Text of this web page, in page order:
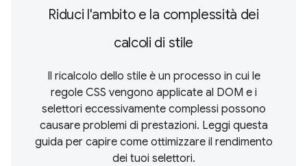
Riduci l'ambito e la complessità dei
calcoli di stile
Il ricalcolo dello stile è un processo in cui le
regole CSS vengono applicate al DOM e i
selettori eccessivamente complessi possono
causare problemi di prestazioni. Leggi questa
guida per capire come ottimizzare il rendimento
dei tuoi selettori.